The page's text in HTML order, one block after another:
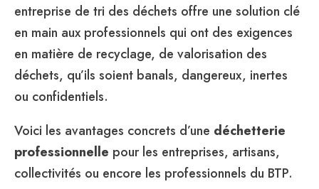
entreprise de tri des déchets offre une solution clé
en main aux professionnels qui ont des exigences
en matière de recyclage, de valorisation des
déchets, qu’ils soient banals, dangereux, inertes
ou confidentiels.
Voici les avantages concrets d’une déchetterie
professionnelle pour les entreprises, artisans,
collectivités ou encore les professionnels du BTP.